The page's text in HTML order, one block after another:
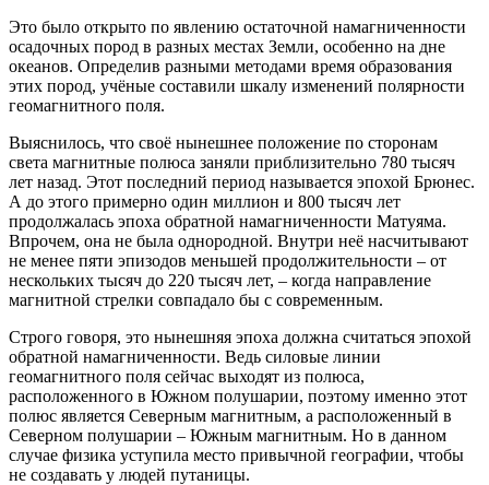
Это было открыто по явлению остаточной намагниченности
осадочных пород в разных местах Земли, особенно на дне
океанов. Определив разными методами время образования
этих пород, учёные составили шкалу изменений полярности
геомагнитного поля.
Выяснилось, что своё нынешнее положение по сторонам
света магнитные полюса заняли приблизительно 780 тысяч
лет назад. Этот последний период называется эпохой Брюнес.
А до этого примерно один миллион и 800 тысяч лет
продолжалась эпоха обратной намагниченности Матуяма.
Впрочем, она не была однородной. Внутри неё насчитывают
не менее пяти эпизодов меньшей продолжительности – от
нескольких тысяч до 220 тысяч лет, – когда направление
магнитной стрелки совпадало бы с современным.
Строго говоря, это нынешняя эпоха должна считаться эпохой
обратной намагниченности. Ведь силовые линии
геомагнитного поля сейчас выходят из полюса,
расположенного в Южном полушарии, поэтому именно этот
полюс является Северным магнитным, а расположенный в
Северном полушарии – Южным магнитным. Но в данном
случае физика уступила место привычной географии, чтобы
не создавать у людей путаницы.